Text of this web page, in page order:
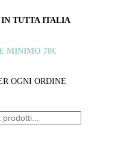
TUTTA ITALIA
MINIMO 70€
OGNI ORDINE